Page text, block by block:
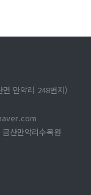
만악리 248번지)
산만악리수목원